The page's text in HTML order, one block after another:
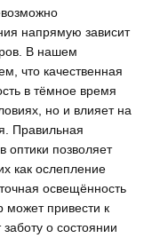
напрямую зависит
В нашем
что качественная
в тёмное время
но и влияет на
Правильная
оптики позволяет
как ослепление
освещённость
может привести к
о состоянии